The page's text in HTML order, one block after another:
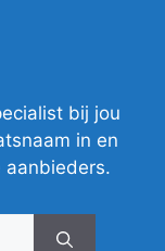
bij jou
in en
aanbieders.